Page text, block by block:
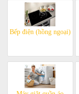
Bếp điện (hồng ngoại)